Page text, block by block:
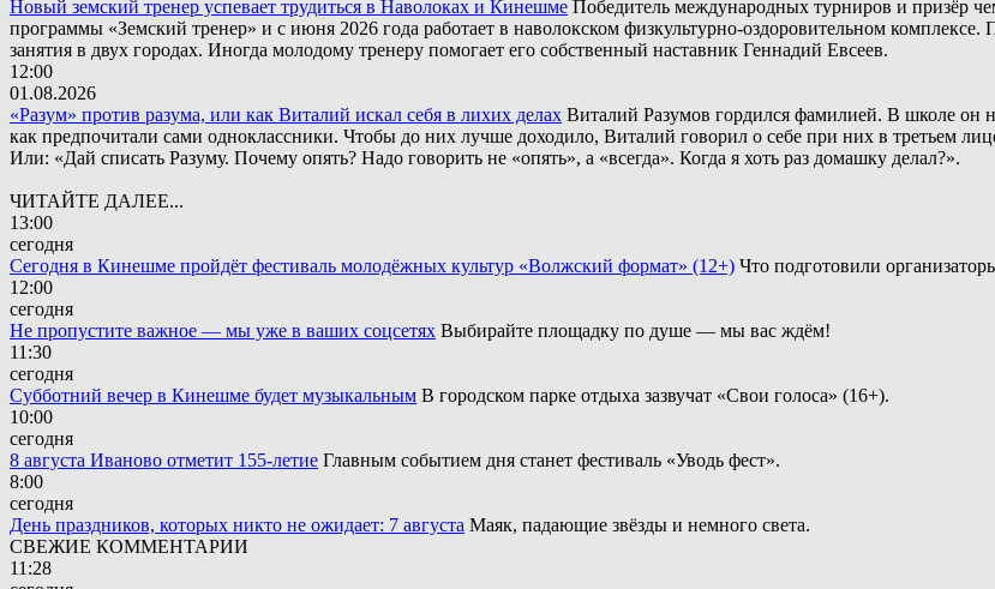
Новый земский тренер успевает трудиться в Наволоках и Кинешме Победитель международных турниров и призёр
программы «Земский тренер» и с июня 2026 года работает в наволокском физкультурно-оздоровительном
занятия в двух городах. Иногда молодому тренеру помогает его собственный наставник Геннадий Евсеев.
12:00
01.08.2026
«Разум» против разума, или как Виталий искал себя в лихих делах Виталий Разумов гордился фамилией. В школе он
как предпочитали сами одноклассники. Чтобы до них лучше доходило, Виталий говорил о себе при них в третьем
Или: «Дай списать Разуму. Почему опять? Надо говорить не «опять», а «всегда». Когда я хоть раз домашку делал?».
ЧИТАЙТЕ ДАЛЕЕ...
13:00
сегодня
Сегодня в Кинешме пройдёт фестиваль молодёжных культур «Волжский формат» (12+) Что подготовили
12:00
сегодня
Не пропустите важное — мы уже в ваших соцсетях Выбирайте площадку по душе — мы вас ждём!
11:30
сегодня
Субботний вечер в Кинешме будет музыкальным В городском парке отдыха зазвучат «Свои голоса» (16+).
10:00
сегодня
8 августа Иваново отметит 155-летие Главным событием дня станет фестиваль «Уводь фест».
8:00
сегодня
День праздников, которых никто не ожидает: 7 августа Маяк, падающие звёзды и немного света.
СВЕЖИЕ КОММЕНТАРИИ
11:28